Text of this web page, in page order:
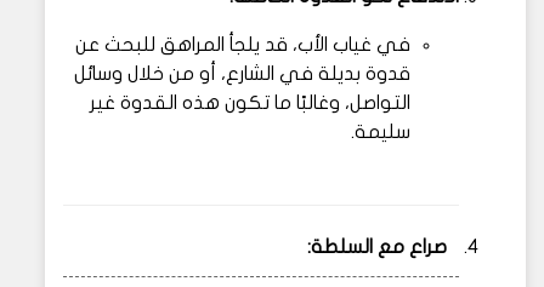
في غياب الأب، قد يلجأ المراهق للبحث عن
قدوة بديلة في الشارع، أو من خلال وسائل
التواصل، وغالبًا ما تكون هذه القدوة غير
سليمة.
صراع مع السلطة: